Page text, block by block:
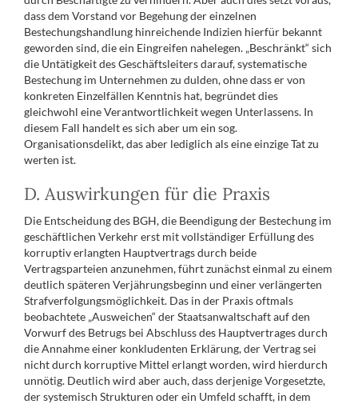
dass dem Vorstand vor Begehung der einzelnen
Bestechungshandlung hinreichende Indizien hierfür bekannt
geworden sind, die ein Eingreifen nahelegen. „Beschränkt“ sich
die Untätigkeit des Geschäftsleiters darauf, systematische
Bestechung im Unternehmen zu dulden, ohne dass er von
konkreten Einzelfällen Kenntnis hat, begründet dies
gleichwohl eine Verantwortlichkeit wegen Unterlassens. In
diesem Fall handelt es sich aber um ein sog.
Organisationsdelikt, das aber lediglich als eine einzige Tat zu
werten ist.
D. Auswirkungen für die Praxis
Die Entscheidung des BGH, die Beendigung der Bestechung im
geschäftlichen Verkehr erst mit vollständiger Erfüllung des
korruptiv erlangten Hauptvertrags durch beide
Vertragsparteien anzunehmen, führt zunächst einmal zu einem
deutlich späteren Verjährungsbeginn und einer verlängerten
Strafverfolgungsmöglichkeit. Das in der Praxis oftmals
beobachtete „Ausweichen“ der Staatsanwaltschaft auf den
Vorwurf des Betrugs bei Abschluss des Hauptvertrages durch
die Annahme einer konkludenten Erklärung, der Vertrag sei
nicht durch korruptive Mittel erlangt worden, wird hierdurch
unnötig. Deutlich wird aber auch, dass derjenige Vorgesetzte,
der systemisch Strukturen oder ein Umfeld schafft, in dem